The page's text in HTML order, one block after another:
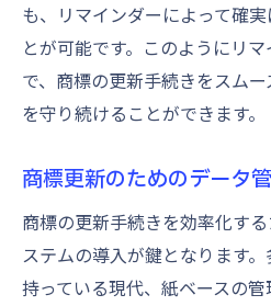
も、リマインダーによって確
とが可能です。このようにリ
で、商標の更新手続きをスム
を守り続けることができます。
商標更新のためのデータ
商標の更新手続きを効率化す
ステムの導入が鍵となります
持っている現代、紙ベースの